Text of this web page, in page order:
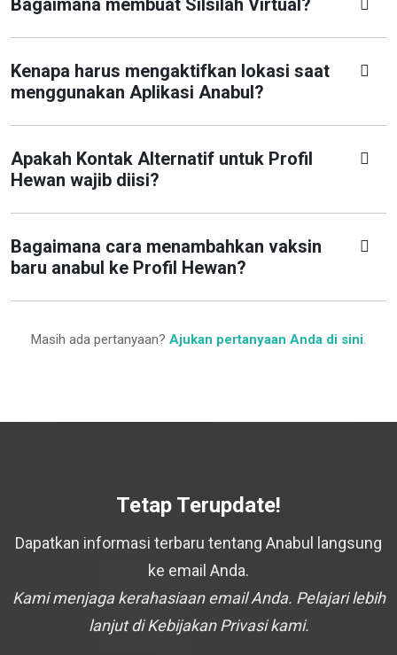
Bagaimana membuat Silsilah Virtual?
Kenapa harus mengaktifkan lokasi saat
menggunakan Aplikasi Anabul?
Apakah Kontak Alternatif untuk Profil
Hewan wajib diisi?
Bagaimana cara menambahkan vaksin
baru anabul ke Profil Hewan?
Masih ada pertanyaan? Ajukan pertanyaan Anda di sini.
Tetap Terupdate!
Dapatkan informasi terbaru tentang Anabul langsung
ke email Anda.
Kami menjaga kerahasiaan email Anda. Pelajari lebih
lanjut di Kebijakan Privasi kami.